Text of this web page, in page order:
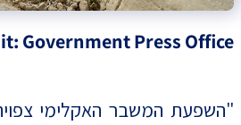
Government Press Office
"השפעת המשבר האקלימי